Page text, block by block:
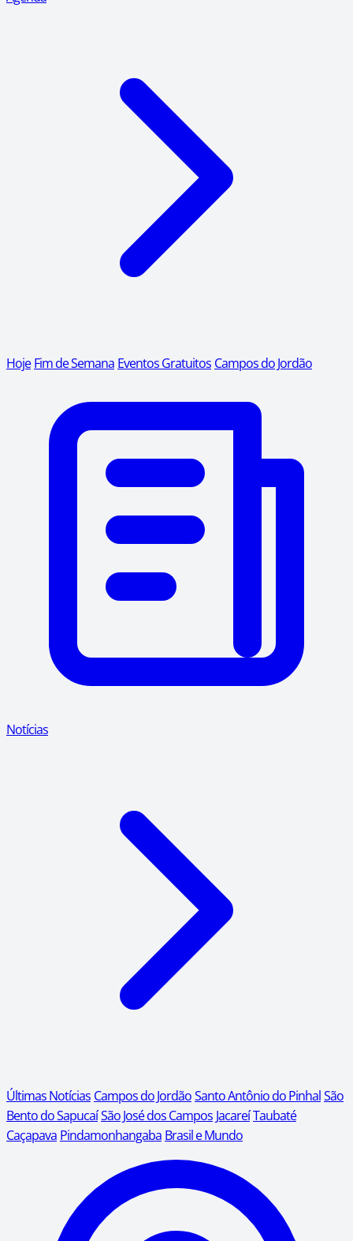
Hoje Fim de Semana Eventos Gratuitos Campos do Jordão
Notícias
Últimas Notícias Campos do JordãoSanto Antônio do PinhalSão
Bento do SapucaíSão José dos Campos JacareíTaubaté
Caçapava Pindamonhangaba Brasil e Mundo